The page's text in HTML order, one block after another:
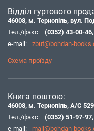
Відділ гуртового
46008, м. Тернопіль, вул.
Тел./факс:
(0352) 43-00-46,
e-mail:
zbut@bohdan-
Схема проїзду
Книга поштою:
46008, м. Тернопіль, А/С 529
Тел./факс:
(0352) 51-97-97,
e-mail:
mail@bohdan-